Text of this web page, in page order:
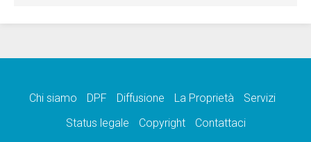
Chi siamo DPF Diffusione La Proprietà
Servizi
Status legale
Copyright Contattaci